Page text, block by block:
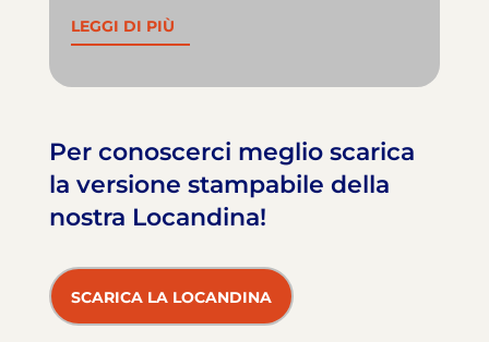
LEGGI DI PIÙ
Per conoscerci meglio scarica
la versione stampabile della
nostra Locandina!
SCARICA LA LOCANDINA